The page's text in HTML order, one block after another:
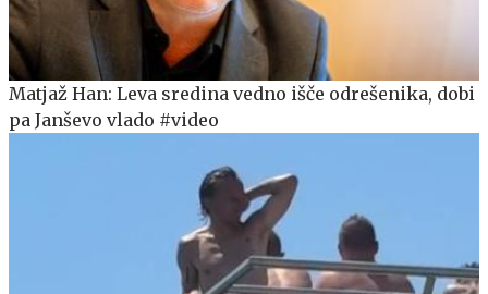
Matjaž Han: Leva sredina vedno išče odrešenika, dobi
pa Janševo vlado #video